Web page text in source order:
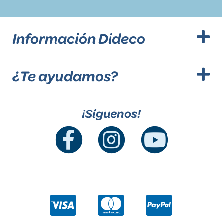
Información Dideco
¿Te ayudamos?
¡Síguenos!